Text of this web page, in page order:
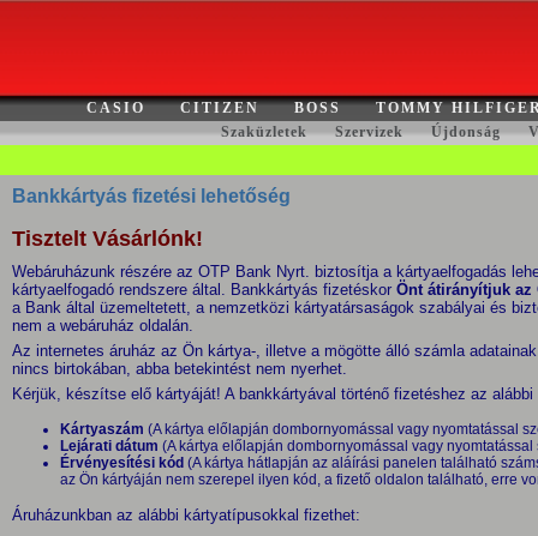
CASIO CITIZEN BOSS
TOMMY
Szaküzletek
Szervizek Újdonság
Bankkártyás fizetési lehetőség
Tisztelt Vásárlónk!
Webáruházunk részére az OTP Bank Nyrt. biztosítja a kártyaelfogadás
kártyaelfogadó rendszere által. Bankkártyás fizetéskor Önt átirányítjuk az
a Bank által üzemeltetett, a nemzetközi kártyatársaságok szabályai és
nem a webáruház oldalán.
Az internetes áruház az Ön kártya-, illetve a mögötte álló számla
nincs birtokában, abba betekintést nem nyerhet.
Kérjük, készítse elő kártyáját! A bankkártyával történő fizetéshez az
Kártyaszám (A kártya előlapján dombornyomással vagy nyomtatással
Lejárati dátum (A kártya előlapján dombornyomással vagy
Érvényesítési kód (A kártya hátlapján az aláírási panelen található
az Ön kártyáján nem szerepel ilyen kód, a fizető oldalon található, erre
Áruházunkban az alábbi kártyatípusokkal fizethet: